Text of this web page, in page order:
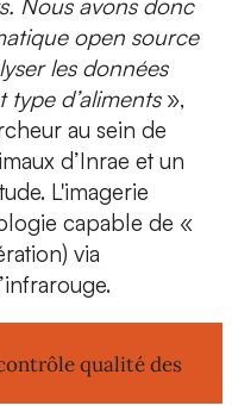
Nous avons donc
open source
les données
d’aliments»,
au sein de
d’Inrae et un
L'imagerie
capable de «
via
qualité des